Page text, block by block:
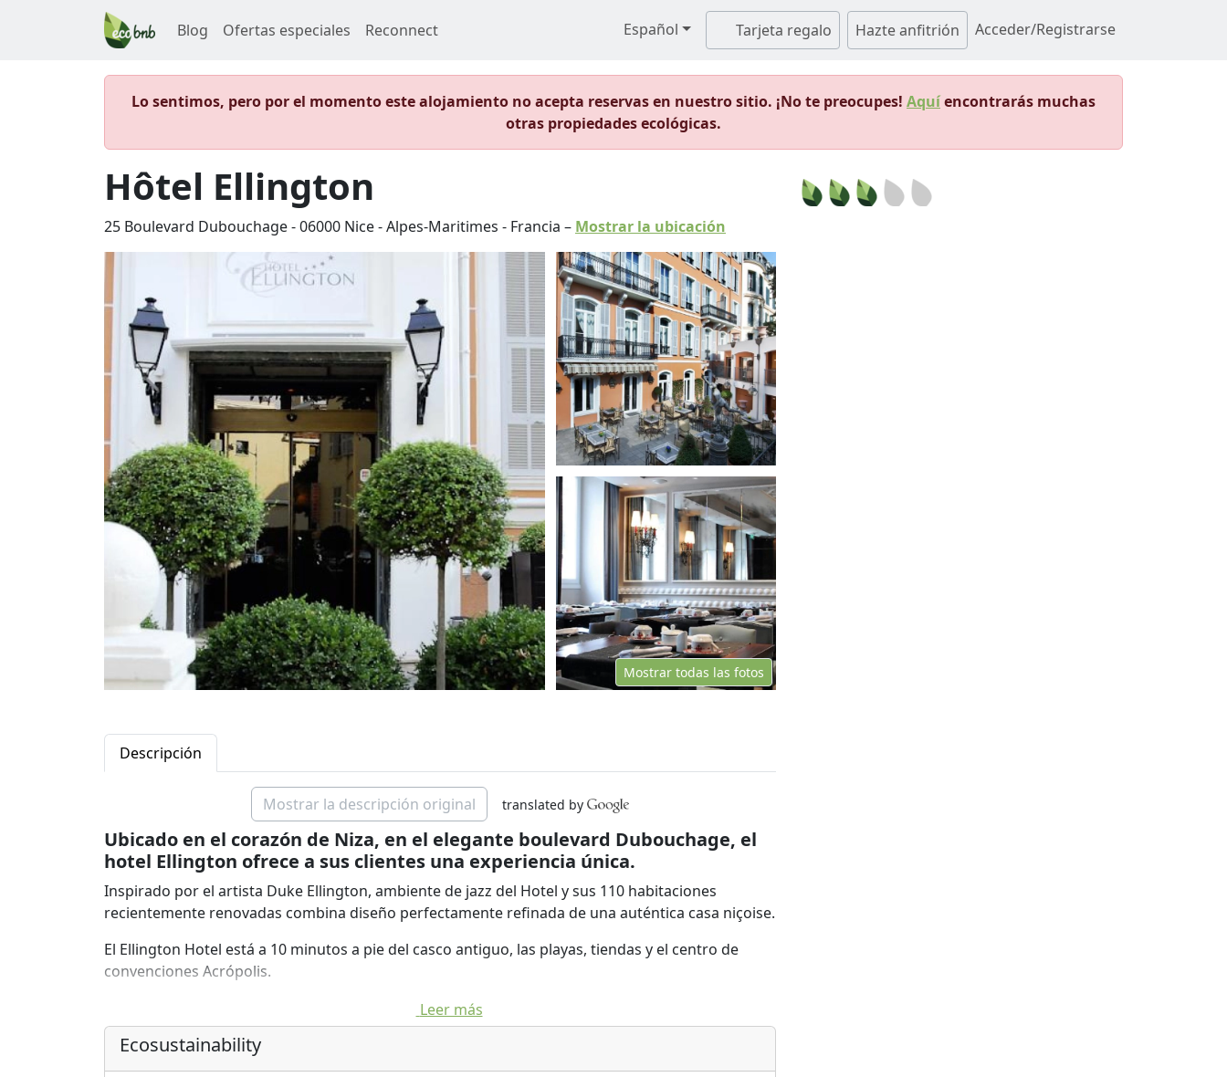
Blog Ofertas especiales Reconnect Español Tarjeta regalo Hazte anfitrión Acceder/Registrarse
Lo sentimos, pero por el momento este alojamiento no acepta reservas en nuestro sitio. ¡No te preocupes! Aquíencontrarás muchas
otras propiedades ecológicas.
Hôtel Ellington
25 Boulevard Dubouchage-06000 Nice-Alpes-Maritimes - Francia – Mostrar la ubicación
Mostrar todas las fotos
Descripción
Mostrar la descripción original translated by
Ubicado en el corazón de Niza, en el elegante boulevard Dubouchage, el
hotel Ellington ofrece a sus clientes una experiencia única.
Inspirado por el artista Duke Ellington, ambiente de jazz del Hotel y sus 110 habitaciones
recientemente renovadas combina diseño perfectamente refinada de una auténtica casa niçoise.
El Ellington Hotel está a 10 minutos a pie del casco antiguo, las playas, tiendas y el centro de
convenciones Acrópolis.
Los diferentes servicios que se ofrecen como americana hecha en casa el desayuno buffet, el
Duque Bar & Lounge y Happy Hour diario, el patio soleado ... harán su estancia inolvidable en el
Hotel Ellington.
Leer más
Ecosustainability